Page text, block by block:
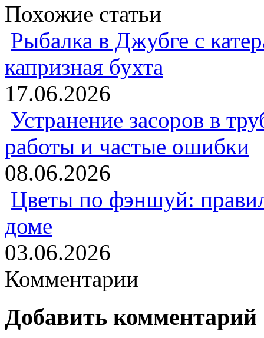
Похожие статьи
Рыбалка в Джубге с
капризная бухта
17.06.2026
Устранение засоров в
работы и частые ошибки
08.06.2026
Цветы по фэншуй:
доме
03.06.2026
Комментарии
Добавить комментарий